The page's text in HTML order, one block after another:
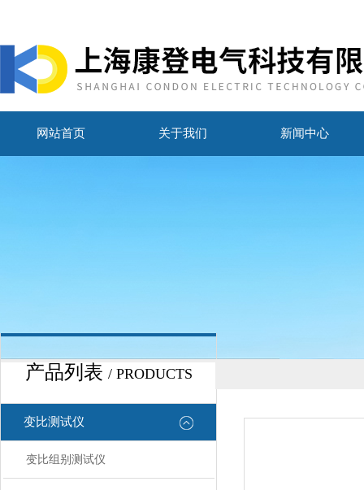
网站首页 关于我们 新闻中心
产品列表 / PRODUCTS
变比测试仪
变比组别测试仪